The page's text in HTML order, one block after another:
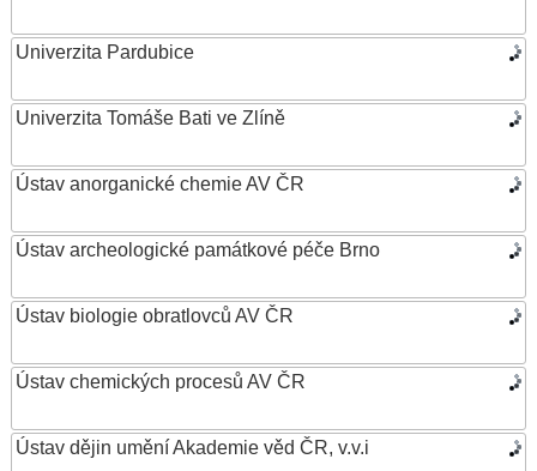
Univerzita Pardubice
Univerzita Tomáše Bati ve Zlíně
Ústav anorganické chemie AV ČR
Ústav archeologické památkové péče Brno
Ústav biologie obratlovců AV ČR
Ústav chemických procesů AV ČR
Ústav dějin umění Akademie věd ČR, v.v.i